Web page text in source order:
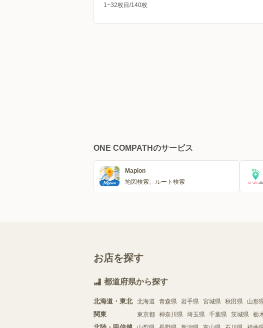
1~32枚目/140枚
ONE COMPATHのサービス
Mapion
地図検索、ルート検索
お店を探す
都道府県から探す
北海道・東北 北海道 青森県 岩手県 宮城県 秋田県 山形
関東 東京都 神奈川県 埼玉県 千葉県 茨城県 栃